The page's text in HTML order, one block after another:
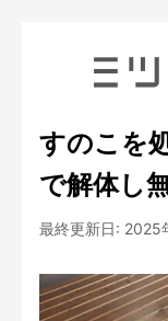
すのこを
で解体し
最終更新日: 2025